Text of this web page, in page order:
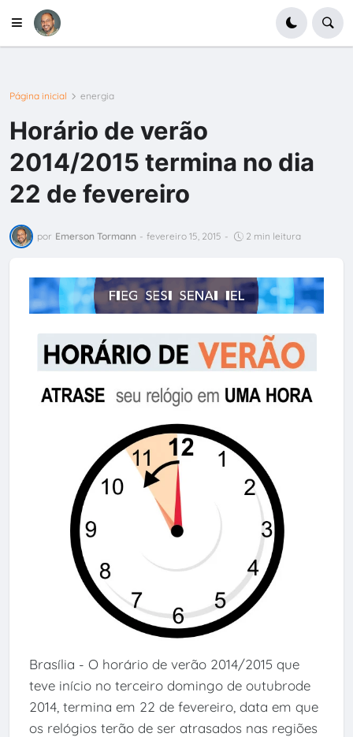
Página inicial energia
Horário de verão
2014/2015 termina no dia
22 de fevereiro
por Emerson Tormann - fevereiro 15, 2015 - 2 min leitura
Brasília - O horário de verão 2014/2015 que
teve início no terceiro domingo de outubrode
2014, termina em 22 de fevereiro, data em que
os relógios terão de ser atrasados nas regiões